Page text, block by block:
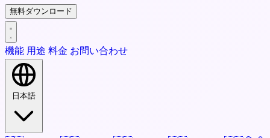
無料ダウンロード
機能 用途 料金 お問い合わせ
日本語